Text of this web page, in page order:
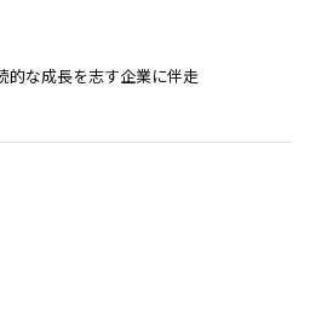
的な成長を志す企業に伴走